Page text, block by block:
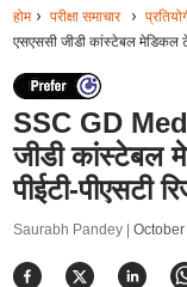
होम परीक्षा समाचार
एसएससी जीडी कांस्टेबल मेडिकल
SSC GD
जीडी कांस्टेबल
पीईटी-पीएसटी
Saurabh Pandey |